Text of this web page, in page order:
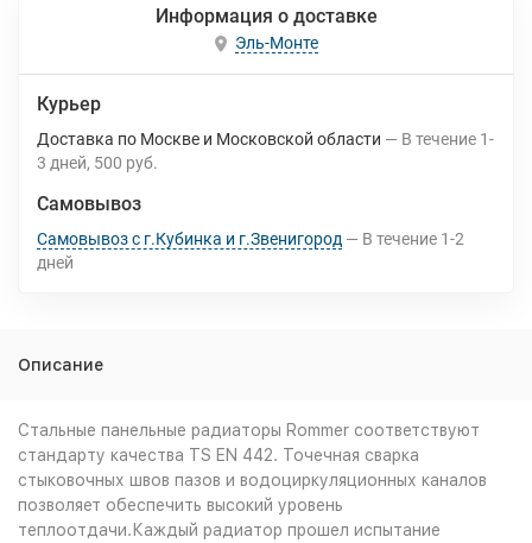
Информация о доставке
Эль-Монте
Курьер
Доставка по Москве и Московской области В течение 1-
3 дней 500 руб.
Самовывоз
Самовывоз с г.Кубинка и г.Звенигород В течение 1-2
дней
Описание
Стальные панельные радиаторы Rommer соответствуют
стандарту качества TS EN 442. Точечная сварка
стыковочных швов пазов и водоциркуляционных каналов
позволяет обеспечить высокий уровень
теплоотдачи.Каждый радиатор прошел испытание